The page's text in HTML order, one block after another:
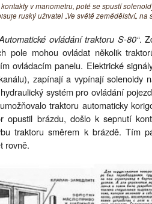
v manometru, poté se spustí
ruský uživatel „Ve světě zemědělství„ na
ovládání traktoru S-80“.
pole mohou ovládat několik
ovládacím panelu. Elektrické
zapínají a vypínají solenoidy
systém pro ovládání
traktoru automaticky
opustil brázdu, došlo k sepnutí
traktoru směrem k brázdě. Tím
rovně.